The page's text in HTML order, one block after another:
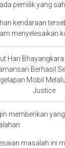
pemilik yang
kendaraan
menyelesaikan
Hari
Berhasil
Mobil
Justice
memberikan
masalah ini